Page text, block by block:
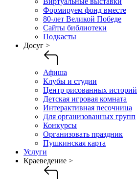
Формируем фонд вместе
80-лет Великой Победе
Сайты библиотеки
Подкасты
Досуг >
Афиша
Клубы и студии
Центр рисованных историй
Детская игровая комната
Интерактивная песочница
Для организованных групп
Конкурсы
Организовать праздник
Пушкинская карта
Услуги
Краеведение >